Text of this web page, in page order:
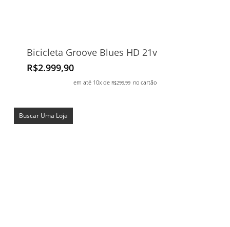
Bicicleta Groove Blues HD 21v
R$2.999,90
em até 10x de R$299,99 no cartão
Buscar Uma Loja